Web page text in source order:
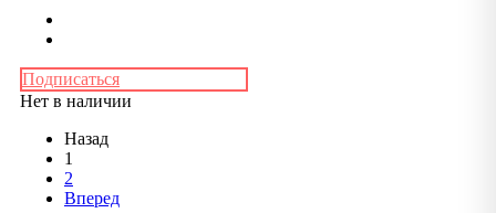
Подписаться
Нет в наличии
Назад
1
2
Вперед